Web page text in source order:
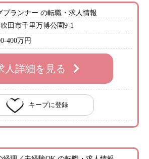
プランナー の転職・求人情報
田市千里万博公園9-1
400万円
人詳細を見る
キープに登録